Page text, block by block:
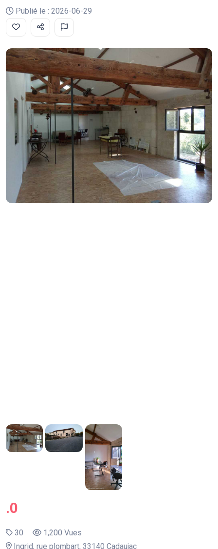
Publié le : 2026-06-29
.0
30
1,200 Vues
Ingrid, rue plombart, 33140 Cadaujac